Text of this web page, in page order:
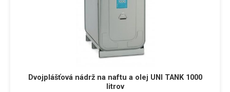
Dvojplášťová nádrž na naftu a olej UNI TANK 1000
litrov